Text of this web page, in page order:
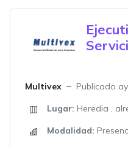
Multivex
Publicado
Lugar: Heredia ,
Modalidad: